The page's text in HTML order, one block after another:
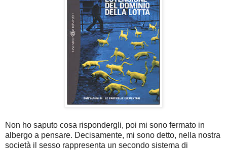
Non ho saputo cosa rispondergli, poi mi sono fermato in
albergo a pensare. Decisamente, mi sono detto, nella nostra
società il sesso rappresenta un secondo sistema di